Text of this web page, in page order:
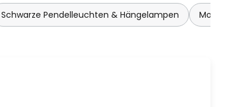
Schwarze Pendelleuchten & Hängelampen